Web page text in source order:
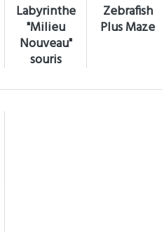
Labyrinthe
"Milieu
Nouveau"
souris
Zebrafish
Plus Maze